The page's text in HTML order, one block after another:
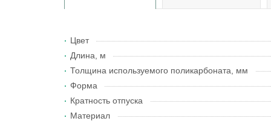
Цвет
Длина, м
Толщина используемого поликарбоната, мм
Форма
Кратность отпуска
Материал